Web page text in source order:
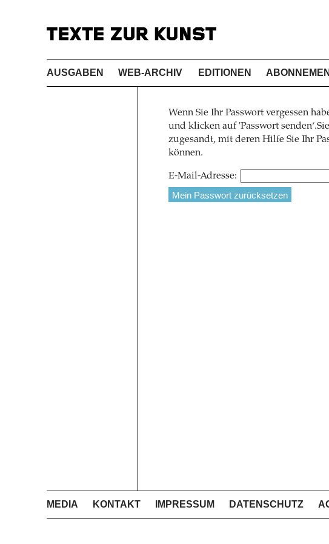
AUSGABEN WEB-ARCHIV EDITIONEN
Wenn Sie Ihr Passwort vergessen
und klicken auf 'Passwort
zugesandt, mit deren Hilfe Sie Ihr
können.
E-Mail-Adresse:
MEDIA KONTAKT IMPRESSUM DATENSCHUTZ